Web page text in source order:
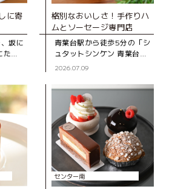
に寄
坂に
た
木の
のシ
格別なおいしさ！手作りハ
ムとソーセージ専門店
青葉台駅から徒歩5分の「シ
ュタットシンケン 青葉台本
店」は、手作りハムとソー
の地元で長く親しまれてい
2026.07.09
センター南